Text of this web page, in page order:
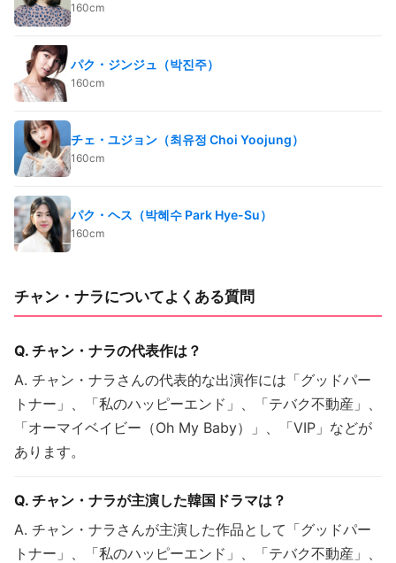
160cm
パク・ジンジュ（박진주）
160cm
チェ・ユジョン（최유정 Choi Yoojung）
160cm
パク・ヘス（박혜수 Park Hye-Su）
160cm
チャン・ナラについてよくある質問
Q. チャン・ナラの代表作は？
A. チャン・ナラさんの代表的な出演作には「グッドパー
トナー」、「私のハッピーエンド」、「テバク不動産」、
「オーマイベイビー（Oh My Baby）」、「VIP」などが
あります。
Q. チャン・ナラが主演した韓国ドラマは？
A. チャン・ナラさんが主演した作品として「グッドパー
トナー」、「私のハッピーエンド」、「テバク不動産」、